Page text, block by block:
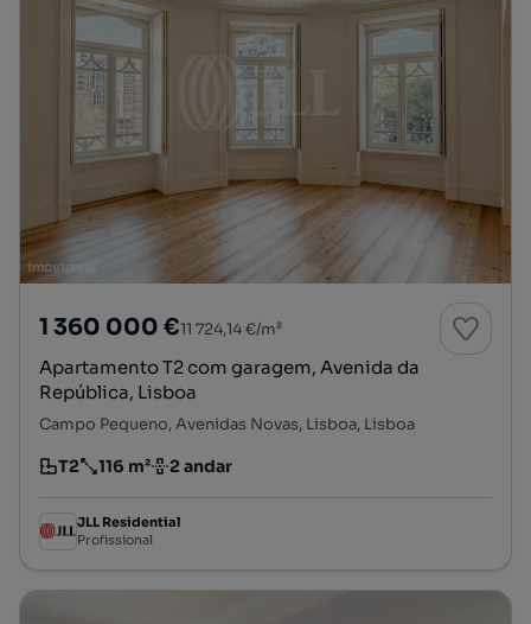
1 360 000 €11 724,14 €/m²
Apartamento T2 com garagem, Avenida da
República, Lisboa
Campo Pequeno, Avenidas Novas, Lisboa, Lisboa
Tipologia
T2
Preço por metro quadrado
116 m²
Andar 2 andar
JLL Residential
Profissional